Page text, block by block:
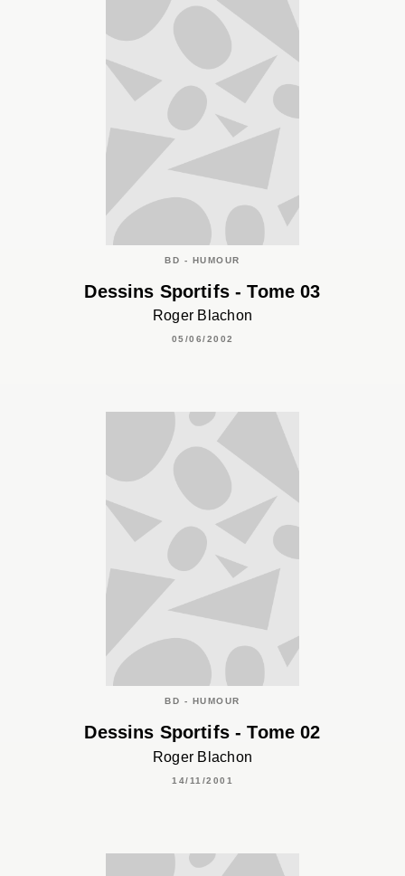
BD - HUMOUR
Dessins Sportifs - Tome 03
Roger Blachon
05/06/2002
BD - HUMOUR
Dessins Sportifs - Tome 02
Roger Blachon
14/11/2001